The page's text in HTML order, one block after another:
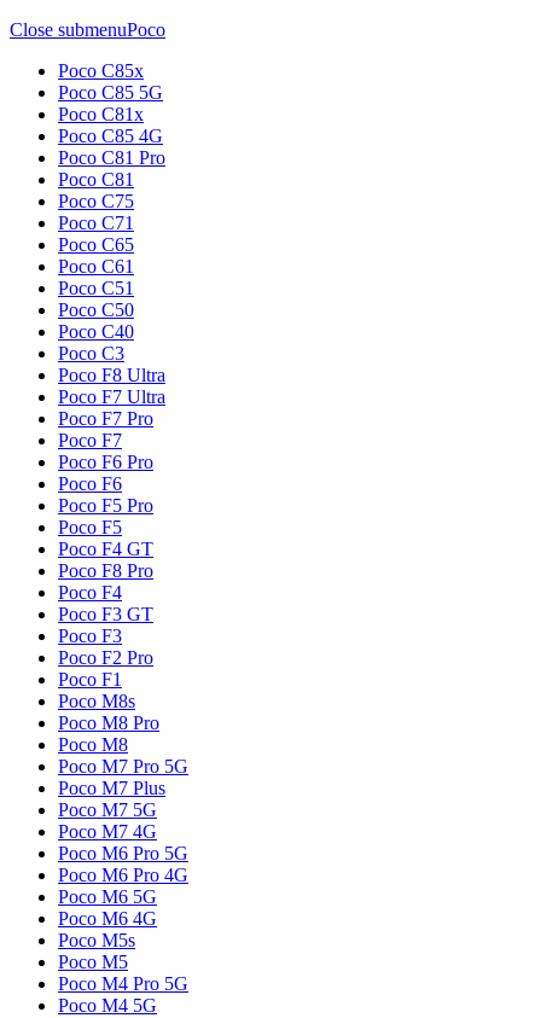
Close submenuPoco
Poco C85x
Poco C85 5G
Poco C81x
Poco C85 4G
Poco C81 Pro
Poco C81
Poco C75
Poco C71
Poco C65
Poco C61
Poco C51
Poco C50
Poco C40
Poco C3
Poco F8 Ultra
Poco F7 Ultra
Poco F7 Pro
Poco F7
Poco F6 Pro
Poco F6
Poco F5 Pro
Poco F5
Poco F4 GT
Poco F8 Pro
Poco F4
Poco F3 GT
Poco F3
Poco F2 Pro
Poco F1
Poco M8s
Poco M8 Pro
Poco M8
Poco M7 Pro 5G
Poco M7 Plus
Poco M7 5G
Poco M7 4G
Poco M6 Pro 5G
Poco M6 Pro 4G
Poco M6 5G
Poco M6 4G
Poco M5s
Poco M5
Poco M4 Pro 5G
Poco M4 5G